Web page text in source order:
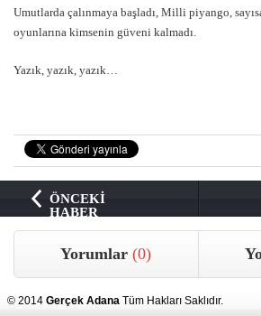
Umutlarda çalınmaya başladı, Milli piyango,
oyunlarına kimsenin güveni kalmadı.
Yazık, yazık, yazık…
ÖNCEKİ
HABER
Yorumlar(0)
© 2014 Gerçek Adana Tüm Hakları Saklıdır.